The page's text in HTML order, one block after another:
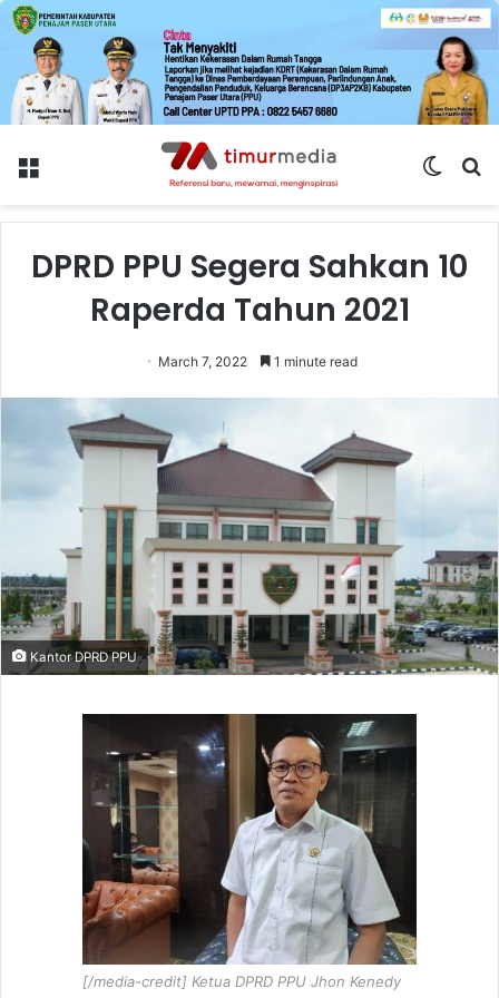
Menu
Switch
DPRD PPU Segera Sahkan 10
Raperda Tahun 2021
March 7, 2022 1 minute read
Kantor DPRD PPU
[/media-credit] Ketua DPRD PPU Jhon Kenedy